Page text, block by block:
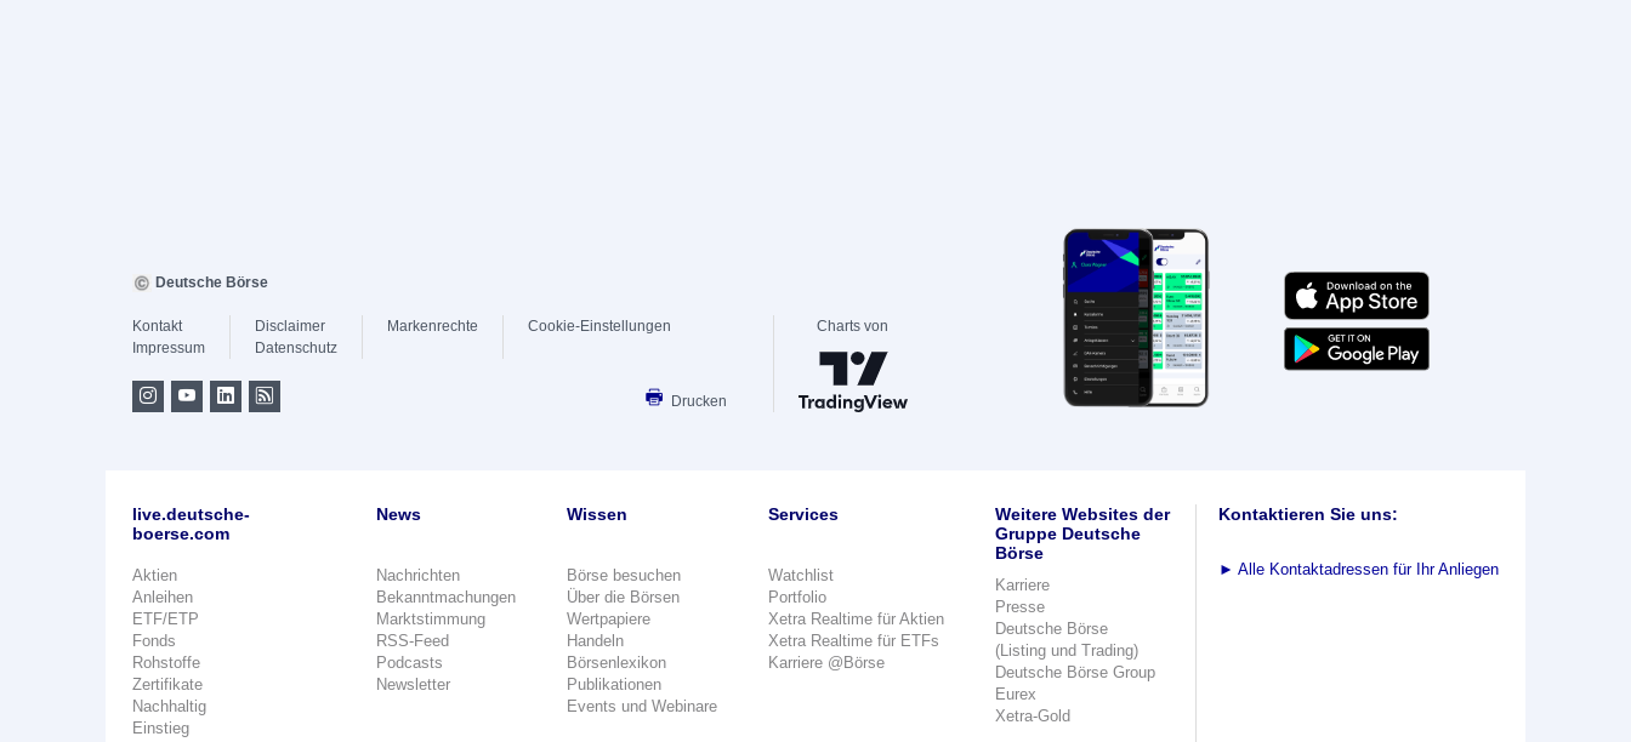
Deutsche Börse
Kontakt
Impressum
Disclaimer
Datenschutz
Markenrechte Cookie-Einstellungen
Drucken
Charts von
live.deutsche-
boerse.com
Aktien
Anleihen
ETF/ETP
Fonds
Rohstoffe
Zertifikate
Nachhaltig
Einstieg
News
Nachrichten
Bekanntmachungen
Marktstimmung
RSS-Feed
Podcasts
Newsletter
Wissen
Börse besuchen
Über die Börsen
Wertpapiere
Handeln
Börsenlexikon
Publikationen
Events und Webinare
Services
Watchlist
Portfolio
Xetra Realtime für Aktien
Xetra Realtime für ETFs
Karriere @Börse
Weitere Websites der
Gruppe Deutsche
Börse
Karriere
Presse
Deutsche Börse
(Listing und Trading)
Deutsche Börse Group
Eurex
Xetra-Gold
Kontaktieren Sie uns:
► Alle Kontaktadressen für Ihr Anliegen